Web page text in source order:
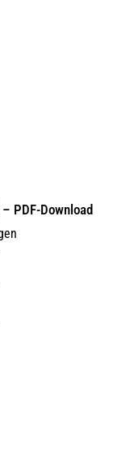
PDF-Download